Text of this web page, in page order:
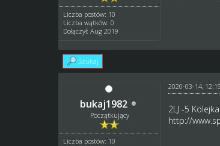
Liczba postów: 10
Liczba wątków: 0
Dołączył: Aug 2019
Szukaj
bukaj1982
Początkujący
Liczba postów: 10
2020-03-14,
2LJ -5 Kolejka
http://